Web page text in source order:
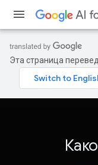
Эта страница